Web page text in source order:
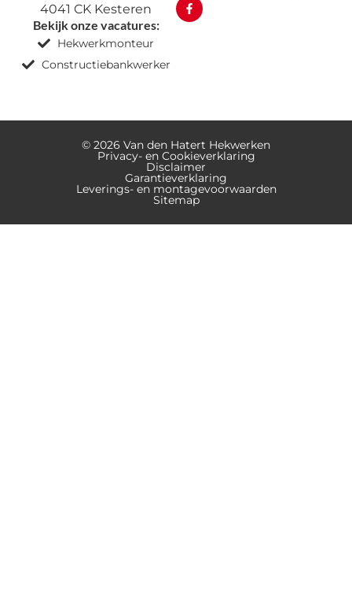
4041 CK Kesteren
Bekijk onze vacatures:
Hekwerkmonteur
Constructiebankwerker
© 2026 Van den Hatert Hekwerken
Privacy- en Cookieverklaring
Disclaimer
Garantieverklaring
Leverings- en montagevoorwaarden
Sitemap